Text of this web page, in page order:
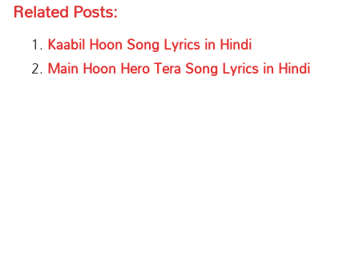
Related Posts:
Kaabil Hoon Song Lyrics in Hindi
Main Hoon Hero Tera Song Lyrics in Hindi